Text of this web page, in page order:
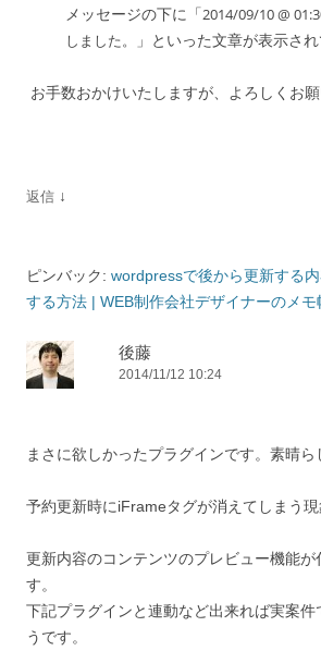
メッセージの下に「2014/09/10 @
しました。
」といった文章が表示さ
お手数おかけいたしますが、よろしくお願
返信 ↓
ピンバック: wordpressで後から更新する
する方法 | WEB制作会社デザイナーのメモ
後藤
2014/11/12 10:24
まさに欲しかったプラグインです。素晴ら
予約更新時にiFrameタグが消えてしまう現
更新内容のコンテンツのプレビュー機能
す。
下記プラグインと連動など出来れば実案件
うです。